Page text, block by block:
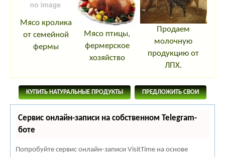
Мясо кролика
от семейной
фермы
Мясо птицы,
фермерское
хозяйство
Продаем
молочную
продукцию от
ЛПХ.
КУПИТЬ НАТУРАЛЬНЫЕ ПРОДУКТЫ ПРЕДЛОЖИТЬ СВОИ
Сервис онлайн-записи на собственном Telegram-
боте
Попробуйте сервис онлайн-записи VisitTime на основе